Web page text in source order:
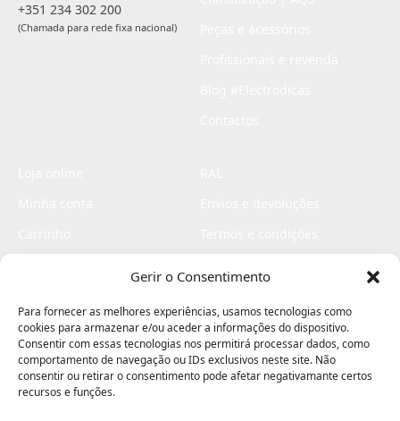
Gerir o Consentimento
Para fornecer as melhores experiências, usamos tecnologias como
cookies para armazenar e/ou aceder a informações do dispositivo.
Consentir com essas tecnologias nos permitirá processar dados, como
comportamento de navegação ou IDs exclusivos neste site. Não
consentir ou retirar o consentimento pode afetar negativamante certos
recursos e funções.
+351 234 302 200
(Chamada para rede fixa nacional)
Livro de elogios